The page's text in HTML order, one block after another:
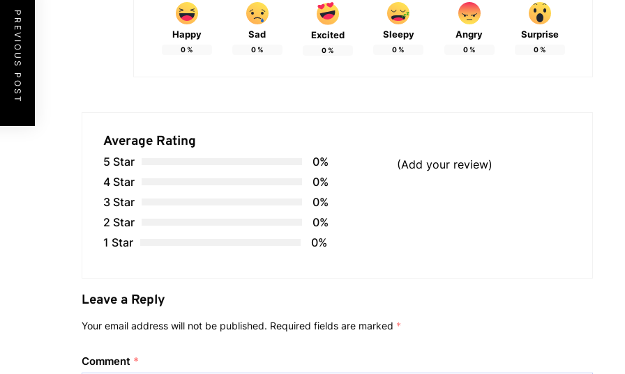
Happy
0%
Sad
0%
Excited
0%
Sleepy
0%
Angry
0%
Surprise
0%
Average Rating
5 Star
0%
4 Star
0%
3 Star
0%
2 Star
0%
1 Star
0%
(Add your review)
Leave a Reply
Your email address will not be published. Required fields are marked *
Comment *
PREVIOUS POST